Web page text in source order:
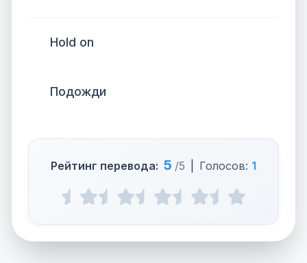
Hold on
Подожди
Рейтинг перевода: 5 /5 Голосов: 1